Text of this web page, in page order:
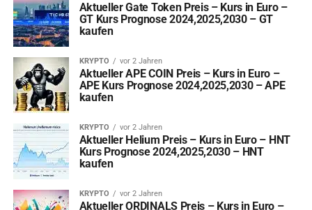
Aktueller Gate Token Preis – Kurs in Euro –
GT Kurs Prognose 2024,2025,2030 – GT
kaufen
KRYPTO vor 2 Jahren
Aktueller APE COIN Preis – Kurs in Euro –
APE Kurs Prognose 2024,2025,2030 – APE
kaufen
KRYPTO vor 2 Jahren
Aktueller Helium Preis – Kurs in Euro – HNT
Kurs Prognose 2024,2025,2030 – HNT
kaufen
KRYPTO vor 2 Jahren
Aktueller ORDINALS Preis – Kurs in Euro –